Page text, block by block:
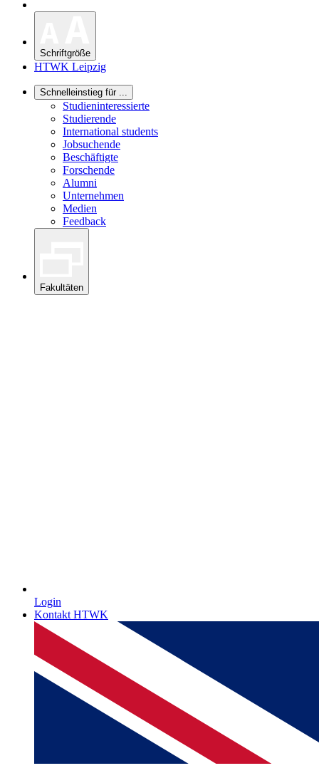
Schriftgröße
HTWK Leipzig
Schnelleinstieg für ...
Studieninteressierte
Studierende
International students
Jobsuchende
Beschäftigte
Forschende
Alumni
Unternehmen
Medien
Feedback
Fakultäten
Login
Kontakt HTWK